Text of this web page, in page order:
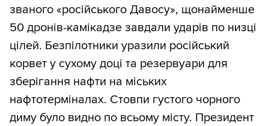
званого «російського Давосу», щонайменше
50 дронів-камікадзе завдали ударів по низці
цілей. Безпілотники уразили російський
корвет у сухому доці та резервуари для
зберігання нафти на міських
нафтотерміналах. Стовпи густого чорного
диму було видно по всьому місту. Президент